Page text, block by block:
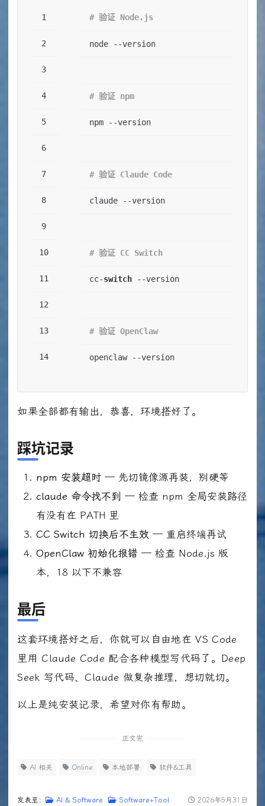
# 验证 Node.js
node --version
# 验证 npm
npm --version
# 验证 Claude Code
claude --version
# 验证 CC Switch
cc-switch --version
# 验证 OpenClaw
openclaw --version
如果全部都有输出，恭喜，环境搭好了。
踩坑记录
npm 安装超时 — 先切镜像源再装，别硬等
claude 命令找不到 — 检查 npm 全局安装路径
有没有在 PATH 里
CC Switch 切换后不生效 — 重启终端再试
OpenClaw 初始化报错 — 检查 Node.js 版
本，18 以下不兼容
最后
这套环境搭好之后，你就可以自由地在 VS Code
里用 Claude Code 配合各种模型写代码了。Deep
Seek 写代码、Claude 做复杂推理，想切就切。
以上是纯安装记录，希望对你有帮助。
正文完
AI 相关 Online 本地部署 软件&工具
发表至： AI & Software Software+Tool 2026年5月31日